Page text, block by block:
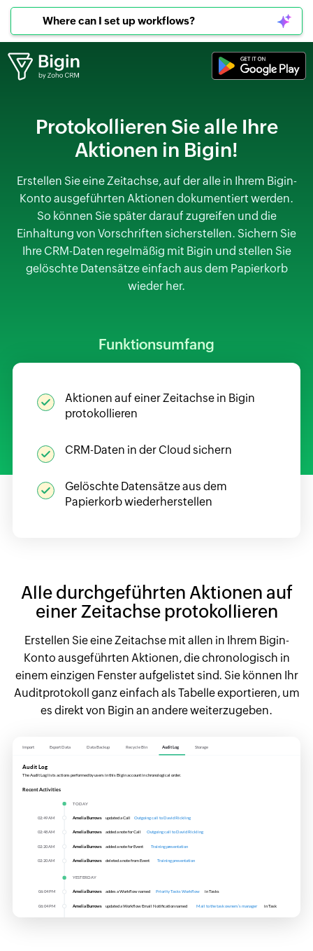
Where can I set up workflows?
Protokollieren Sie alle Ihre
Aktionen in Bigin!
Erstellen Sie eine Zeitachse, auf der alle in Ihrem Bigin-
Konto ausgeführten Aktionen dokumentiert werden.
So können Sie später darauf zugreifen und die
Einhaltung von Vorschriften sicherstellen. Sichern Sie
Ihre CRM-Daten regelmäßig mit Bigin und stellen Sie
gelöschte Datensätze einfach aus dem Papierkorb
wieder her.
Funktionsumfang
Aktionen auf einer Zeitachse in Bigin
protokollieren
CRM-Daten in der Cloud sichern
Gelöschte Datensätze aus dem
Papierkorb wiederherstellen
Alle durchgeführten Aktionen auf
einer Zeitachse protokollieren
Erstellen Sie eine Zeitachse mit allen in Ihrem Bigin-
Konto ausgeführten Aktionen, die chronologisch in
einem einzigen Fenster aufgelistet sind. Sie können Ihr
Auditprotokoll ganz einfach als Tabelle exportieren, um
es direkt von Bigin an andere weiterzugeben.